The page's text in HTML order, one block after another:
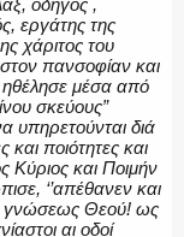
οδηγός ,
εργάτης της
χάριτος του
πανσοφίαν και
μέσα από
σκεύους”
υπηρετούνται διά
ποιότητες και
και Ποιμήν
‘’απέθανεν και
γνώσεως Θεού! ως
αι οδοί